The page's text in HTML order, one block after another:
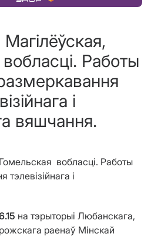
Работы
і
вяшчання.
вобласцi. Работы
тэлевізійнага і
.15 на тэрыторыі Любанскага,
раенаў Мінскай